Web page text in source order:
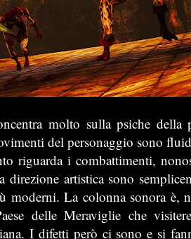
molto sulla psiche della
del personaggio sono
riguarda i combattimenti,
direzione artistica sono
moderni. La colonna sonora è,
delle Meraviglie che
I difetti però ci sono e si